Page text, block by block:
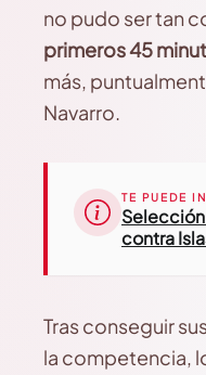
no pudo ser tan
primeros 45
más,
Navarro.
TE PUEDE
contra
Tras conseguir
la competencia,